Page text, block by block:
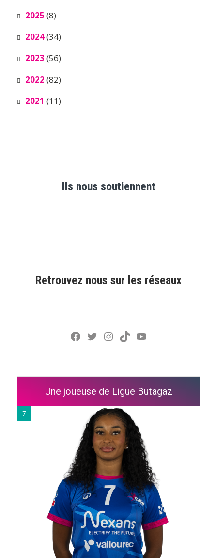
2025 (8)
2024(34)
2023 (56)
2022 (82)
2021 (11)
Ils nous soutiennent
Retrouvez nous sur les réseaux
Facebook
Twitter
Instagram
TikTokYouTube
Une joueuse de Ligue Butagaz
7